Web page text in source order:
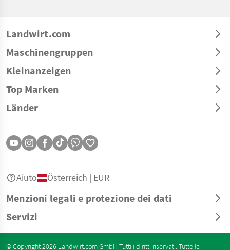
Landwirt.com
Maschinengruppen
Kleinanzeigen
Top Marken
Länder
Menzioni legali e protezione dei dati
Servizi
Aiuto Österreich | EUR
© Copyright 2026 Landwirt.com GmbH Tutti i diritti riservati. Tutte le